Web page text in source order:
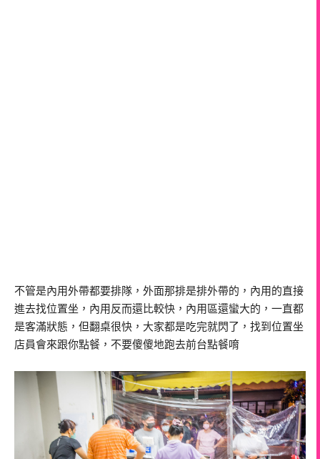
不管是內用外帶都要排隊，外面那排是排外帶的，內用的直接
進去找位置坐，內用反而還比較快，內用區還蠻大的，一直都
是客滿狀態，但翻桌很快，大家都是吃完就閃了，找到位置坐
店員會來跟你點餐，不要傻傻地跑去前台點餐唷